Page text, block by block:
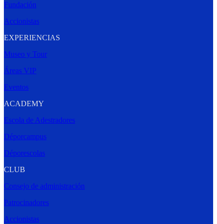
Fundación
Accionistas
EXPERIENCIAS
Museo y Tour
Áreas VIP
Eventos
ACADEMY
Escola de Adestradores
Déporcampus
Déporescolas
CLUB
Consejo de administración
Patrocinadores
Accionistas